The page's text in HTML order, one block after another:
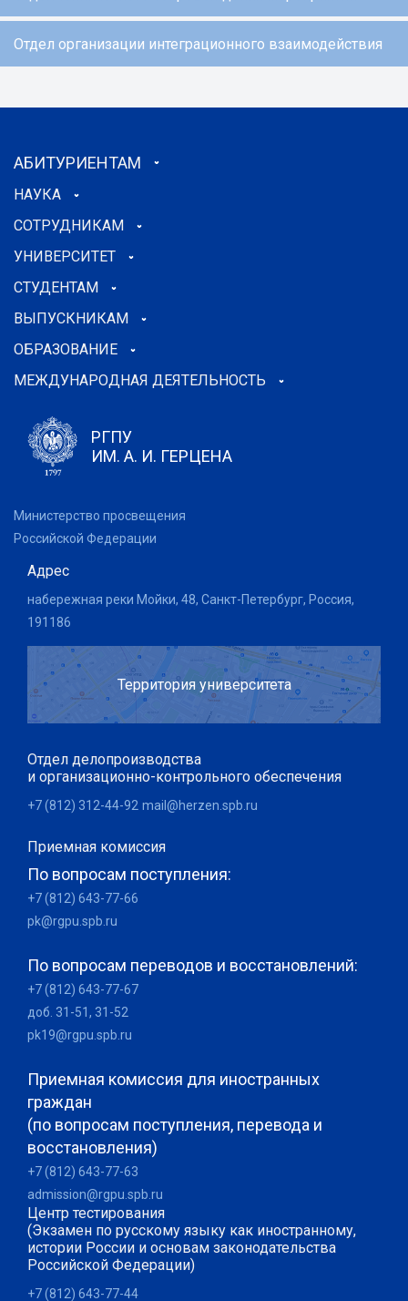
Отдел организации интеграционного взаимодействия
АБИТУРИЕНТАМ
НАУКА
СОТРУДНИКАМ
УНИВЕРСИТЕТ
СТУДЕНТАМ
ВЫПУСКНИКАМ
ОБРАЗОВАНИЕ
МЕЖДУНАРОДНАЯ ДЕЯТЕЛЬНОСТЬ
РГПУ
ИМ. А. И. ГЕРЦЕНА
Министерство просвещения
Российской Федерации
Адрес
набережная реки Мойки, 48, Санкт-Петербург, Россия,
191186
Территория университета
Отдел делопроизводства
и организационно-контрольного обеспечения
+7 (812) 312-44-92 mail@herzen.spb.ru
Приемная комиссия
По вопросам поступления:
+7 (812) 643-77-66
pk@rgpu.spb.ru
По вопросам переводов и восстановлений:
+7 (812) 643-77-67
доб. 31-51, 31-52
pk19@rgpu.spb.ru
Приемная комиссия для иностранных
граждан
(по вопросам поступления, перевода и
восстановления)
+7 (812) 643-77-63
admission@rgpu.spb.ru
Центр тестирования
(Экзамен по русскому языку как иностранному,
истории России и основам законодательства
Российской Федерации)
+7 (812) 643-77-44